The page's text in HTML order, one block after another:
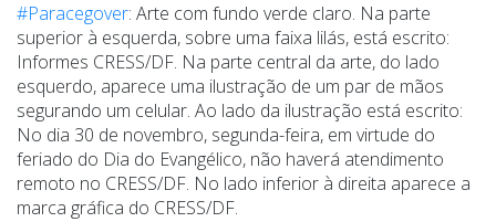
#Paracegover: Arte com fundo verde claro. Na parte
superior à esquerda, sobre uma faixa lilás, está escrito:
Informes CRESS/DF. Na parte central da arte, do lado
esquerdo, aparece uma ilustração de um par de mãos
segurando um celular. Ao lado da ilustração está escrito:
No dia 30 de novembro, segunda-feira, em virtude do
feriado do Dia do Evangélico, não haverá atendimento
remoto no CRESS/DF. No lado inferior à direita aparece a
marca gráfica do CRESS/DF.